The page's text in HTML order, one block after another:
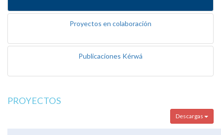
Proyectos en colaboración
Publicaciones Kérwá
PROYECTOS
Descargas